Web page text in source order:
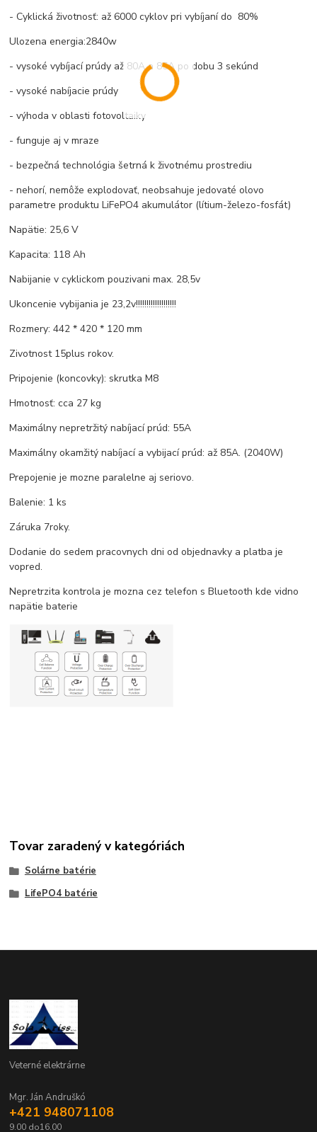
- Cyklická životnosť: až 6000 cyklov pri vybíjaní do 80%
Ulozena energia:2840w
- vysoké vybíjací prúdy až 80A a 85A po dobu 3 sekúnd
- vysoké nabíjacie prúdy
- výhoda v oblasti fotovoltaiky
- funguje aj v mraze
- bezpečná technológia šetrná k životnému prostrediu
- nehorí, nemôže explodovať, neobsahuje jedovaté olovo
parametre produktu LiFePO4 akumulátor (lítium-železo-fosfát)
Napätie: 25,6 V
Kapacita: 118 Ah
Nabijanie v cyklickom pouzivani max. 28,5v
Ukoncenie vybijania je 23,2v!!!!!!!!!!!!!!!!!!!
Rozmery: 442 * 420 * 120 mm
Zivotnost 15plus rokov.
Pripojenie (koncovky): skrutka M8
Hmotnosť: cca 27 kg
Maximálny nepretržitý nabíjací prúd: 55A
Maximálny okamžitý nabíjací a vybijací prúd: až 85A. (2040W)
Prepojenie je mozne paralelne aj seriovo.
Balenie: 1 ks
Záruka 7roky.
Dodanie do sedem pracovnych dni od objednavky a platba je
vopred.
Nepretrzita kontrola je mozna cez telefon s Bluetooth kde vidno
napätie baterie
Tovar zaradený v kategóriách
Solárne batérie
LifePO4 batérie
Veterné elektrárne
Mgr. Ján Andruškó
+421 948071108
9.00 do16.00